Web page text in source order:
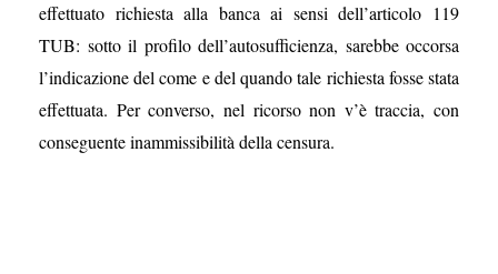
effettuato richiesta alla banca ai sensi dell’articolo 119
TUB: sotto il profilo dell’autosufficienza, sarebbe occorsa
l’indicazione del come e del quando tale richiesta fosse stata
effettuata. Per converso, nel ricorso non v’è traccia, con
conseguente inammissibilità della censura.